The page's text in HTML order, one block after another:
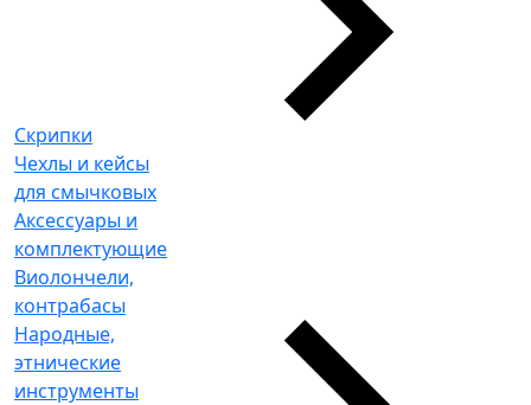
Скрипки
Чехлы и кейсы
для смычковых
Аксессуары и
комплектующие
Виолончели,
контрабасы
Народные,
этнические
инструменты